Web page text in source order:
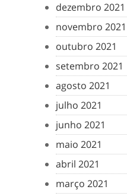
dezembro 2021
novembro 2021
outubro 2021
setembro 2021
agosto 2021
julho 2021
junho 2021
maio 2021
abril 2021
março 2021